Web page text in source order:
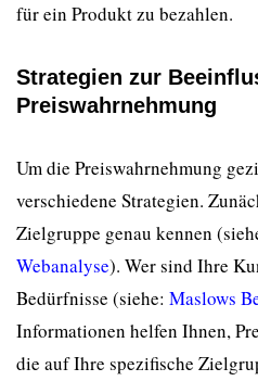
für ein Produkt zu bezahlen.
Strategien zur
Preiswahrnehmung
Um die Preiswahrnehmung
verschiedene Strategien.
Zielgruppe genau kennen
Webanalyse). Wer sind Ihre
Bedürfnisse (siehe: Maslows
Informationen helfen Ihnen,
die auf Ihre spezifische